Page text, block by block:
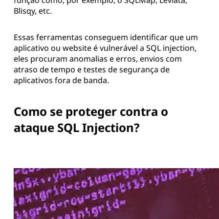
Blisqy, etc.
Essas ferramentas conseguem identificar que um
aplicativo ou website é vulnerável a SQL injection,
eles procuram anomalias e erros, envios com
atraso de tempo e testes de segurança de
aplicativos fora de banda.
Como se proteger contra o
ataque SQL Injection?